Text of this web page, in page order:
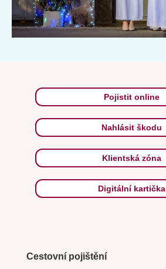
Pojistit online
Nahlásit škodu
Klientská zóna
Digitální kartička
Cestovní pojištění